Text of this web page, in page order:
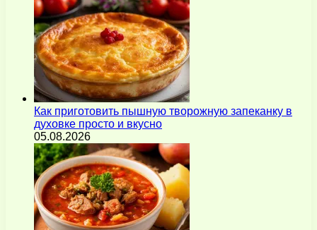
Как приготовить пышную творожную запеканку в
духовке просто и вкусно
05.08.2026